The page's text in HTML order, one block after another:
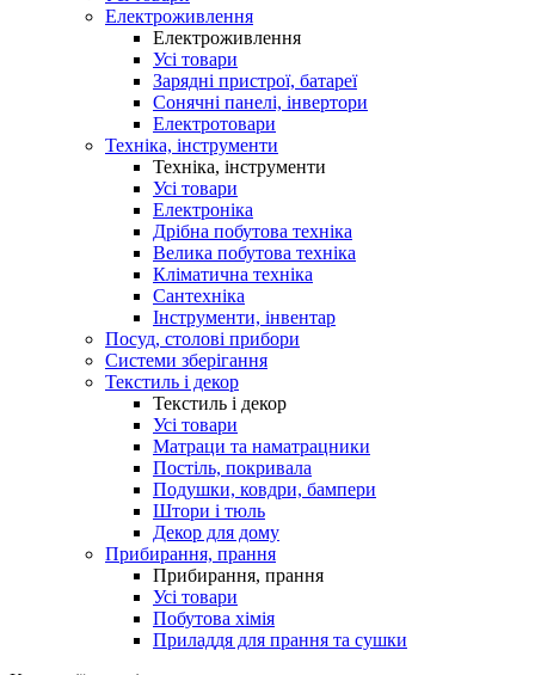
Електроживлення
Електроживлення
Усі товари
Зарядні пристрої, батареї
Сонячні панелі, інвертори
Електротовари
Техніка, інструменти
Техніка, інструменти
Усі товари
Електроніка
Дрібна побутова техніка
Велика побутова техніка
Кліматична техніка
Сантехніка
Інструменти, інвентар
Посуд, столові прибори
Системи зберігання
Текстиль і декор
Текстиль і декор
Усі товари
Матраци та наматрацники
Постіль, покривала
Подушки, ковдри, бампери
Штори і тюль
Декор для дому
Прибирання, прання
Прибирання, прання
Усі товари
Побутова хімія
Приладдя для прання та сушки